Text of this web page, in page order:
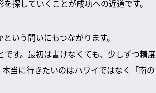
探していくことが成功への近道です。
いう問いにもつながります。
す。最初は書けなくても、少しずつ精度
当に行きたいのはハワイではなく「南の